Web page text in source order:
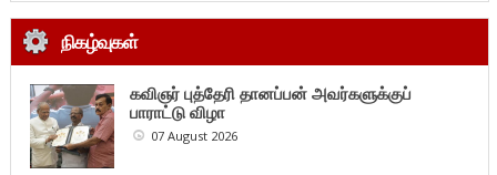
நிகழ்வுகள்
கவிஞர் புத்தேரி தானப்பன் அவர்களுக்குப்
பாராட்டு விழா
07 August 2026